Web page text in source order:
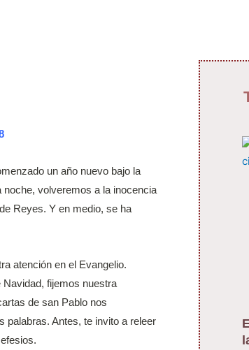
un año nuevo bajo la
volveremos a la inocencia
Reyes. Y en medio, se ha
atención en el Evangelio.
fijemos nuestra
de san Pablo nos
palabras. Antes, te invito a releer